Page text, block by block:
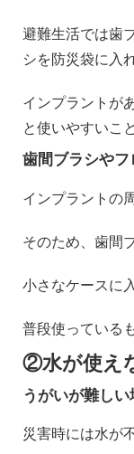
避難生活では歯
シを防災袋に入
インプラントが
と使いやすいこ
歯間ブラシや
インプラントの
そのため、歯間
小さなケースに
普段使っている
②水が使え
うがいが難しい
災害時には水が